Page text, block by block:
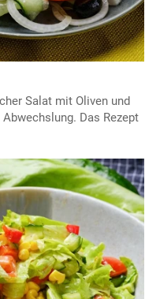
Salat mit Oliven und
Das Rezept